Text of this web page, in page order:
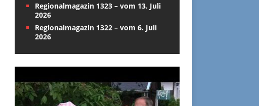
Regionalmagazin 1323 – vom 13. Juli
2026
Regionalmagazin 1322 – vom 6. Juli
2026